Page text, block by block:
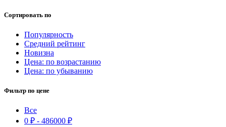
Сортировать по
Популярность
Средний рейтинг
Новизна
Цена: по возрастанию
Цена: по убыванию
Фильтр по цене
Все
0 ₽ - 486000 ₽